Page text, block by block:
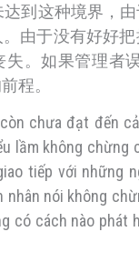
到这种境界，
由于没有好好
。如果管理者
程。
chưa đạt đến
lầm không
tiếp với những
nói không
có cách nào phát